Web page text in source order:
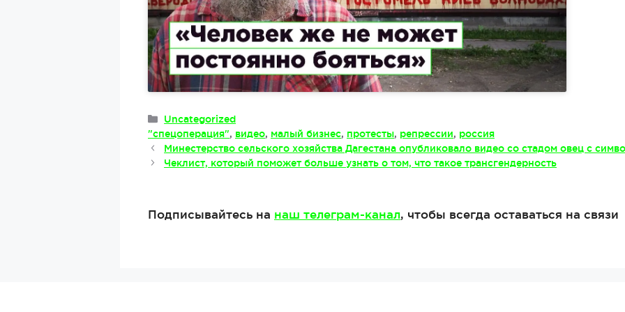
Рубрики
Uncategorized
Метки
"спецоперация", видео, малый бизнес, протесты, репрессии, россия
Минестерство сельского хозяйства Дагестана опубликовало видео со стадом овец c
Чеклист, который поможет больше узнать о том, что такое трансгендерность
Подписывайтесь на наш телеграм-канал, чтобы всегда оставаться на связи